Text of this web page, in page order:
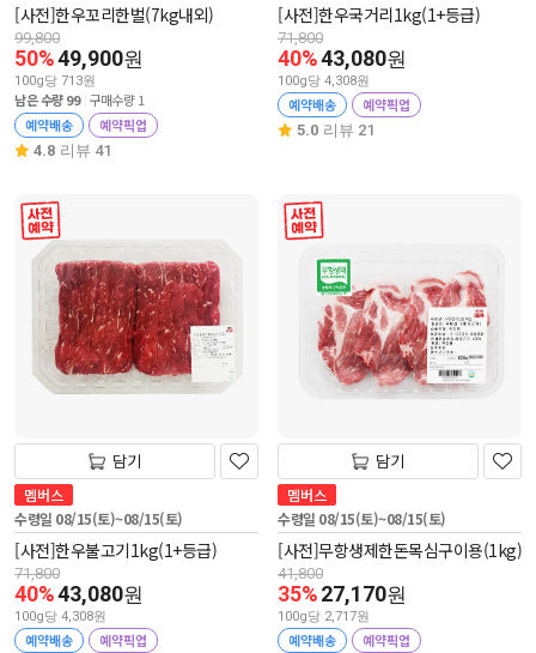
[사전]한우꼬리한벌(7kg내외)
99,800
50%49,900원
100g당 713원
남은 수량 99 구매수량 1
예약배송
예약픽업
4.8 리뷰 41
[사전]한우국거리1kg(1+등급)
71,800
40%43,080원
100g당 4,308원
예약배송 예약픽업
5.0 리뷰 21
담기
멤버스
수령일 08/15(토)~08/15(토)
[사전]한우불고기1kg(1+등급)
71,800
40%43,080원
100g당 4,308원
예약배송 예약픽업
담기
멤버스
수령일 08/15(토)~08/15(토)
[사전]무항생제한돈목심구이용(1kg)
41,800
35%27,170원
100g당 2,717원
예약배송 예약픽업